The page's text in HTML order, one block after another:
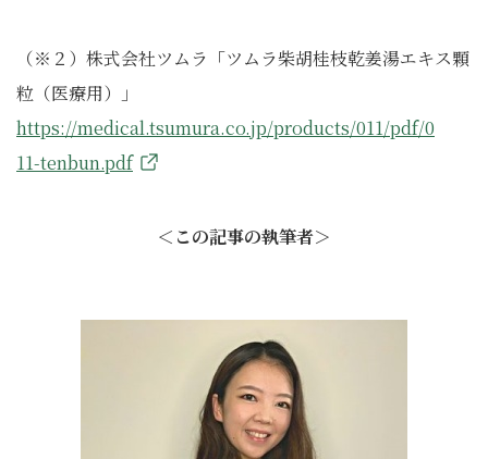
（※２）株式会社ツムラ「ツムラ柴胡桂枝乾姜湯エキス顆
粒（医療用）」
https://medical.tsumura.co.jp/products/011/pdf/0
11-tenbun.pdf
＜ この記事の執筆者＞